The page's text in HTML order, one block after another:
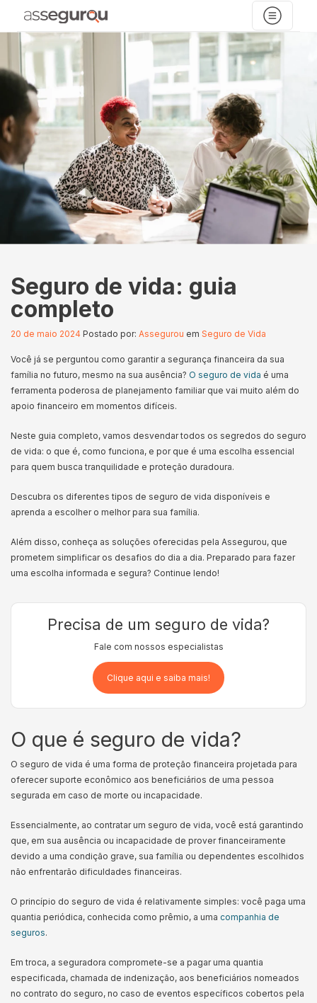
Seguro de vida: guia
completo
20 de maio 2024 Postado por: Assegurou em Seguro de Vida
Você já se perguntou como garantir a segurança financeira da sua
família no futuro, mesmo na sua ausência? O seguro de vida é uma
ferramenta poderosa de planejamento familiar que vai muito além do
apoio financeiro em momentos difíceis.
Neste guia completo, vamos desvendar todos os segredos do seguro
de vida: o que é, como funciona, e por que é uma escolha essencial
para quem busca tranquilidade e proteção duradoura.
Descubra os diferentes tipos de seguro de vida disponíveis e
aprenda a escolher o melhor para sua família.
Além disso, conheça as soluções oferecidas pela Assegurou, que
prometem simplificar os desafios do dia a dia. Preparado para fazer
uma escolha informada e segura? Continue lendo!
Precisa de um seguro de vida?
Fale com nossos especialistas
Clique aqui e saiba mais!
O que é seguro de vida?
O seguro de vida é uma forma de proteção financeira projetada para
oferecer suporte econômico aos beneficiários de uma pessoa
segurada em caso de morte ou incapacidade.
Essencialmente, ao contratar um seguro de vida, você está garantindo
que, em sua ausência ou incapacidade de prover financeiramente
devido a uma condição grave, sua família ou dependentes escolhidos
não enfrentarão dificuldades financeiras.
O princípio do seguro de vida é relativamente simples: você paga uma
quantia periódica, conhecida como prêmio, a uma companhia de
seguros.
Em troca, a seguradora compromete-se a pagar uma quantia
especificada, chamada de indenização, aos beneficiários nomeados
no contrato do seguro, no caso de eventos específicos cobertos pela